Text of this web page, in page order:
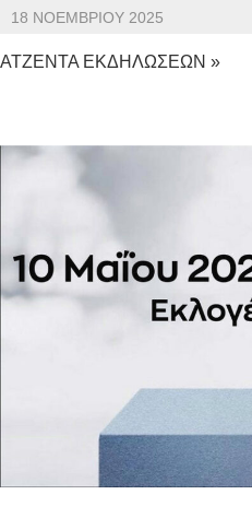
18 ΝΟΕΜΒΡΊΟΥ 2025
ΑΤΖΕΝΤΑ ΕΚΔΗΛΩΣΕΩΝ »